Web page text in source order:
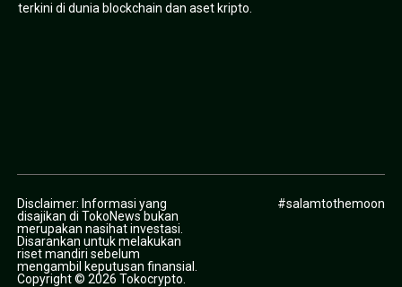
terkini di dunia blockchain dan aset kripto.
Disclaimer: Informasi yang
disajikan di TokoNews bukan
merupakan nasihat investasi.
Disarankan untuk melakukan
riset mandiri sebelum
mengambil keputusan finansial.
Copyright © 2026 Tokocrypto.
#salamtothemoon